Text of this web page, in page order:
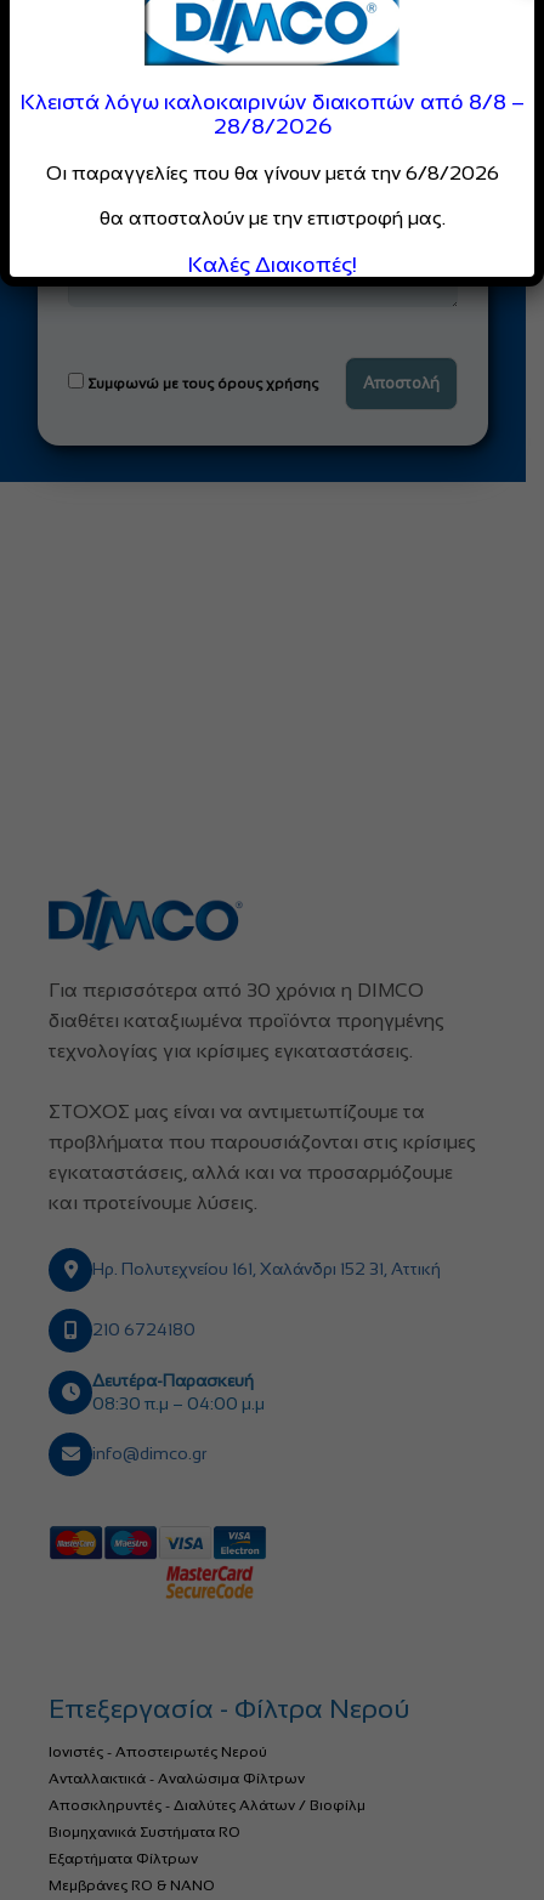
Φόρμα Ενδιαφέροντος
Συμφωνώ με τους όρους χρήσης
Για περισσότερα από 30 χρόνια η DIMCO
διαθέτει καταξιωμένα προϊόντα προηγμένης
τεχνολογίας για κρίσιμες εγκαταστάσεις.
ΣΤΟΧΟΣ μας είναι να αντιμετωπίζουμε τα
προβλήματα που παρουσιάζονται στις κρίσιμες
εγκαταστάσεις, αλλά και να προσαρμόζουμε
και προτείνουμε λύσεις.
Ηρ. Πολυτεχνείου 161, Χαλάνδρι 152 31, Αττική
210 6724180
Δευτέρα-Παρασκευή
08:30 π.μ – 04:00 μ.μ
info@dimco.gr
Επεξεργασία - Φίλτρα Νερού
Ιονιστές - Αποστειρωτές Νερού
Ανταλλακτικά - Αναλώσιμα Φίλτρων
Αποσκληρυντές - Διαλύτες Αλάτων / Βιοφίλμ
Βιομηχανικά Συστήματα RO
Εξαρτήματα Φίλτρων
Μεμβράνες RO & NANO
Κλειστά λόγω καλοκαιρινών διακοπών από 8/8 –
28/8/2026
Οι παραγγελίες που θα γίνουν μετά την 6/8/2026
θα αποσταλούν με την επιστροφή μας.
Καλές Διακοπές!